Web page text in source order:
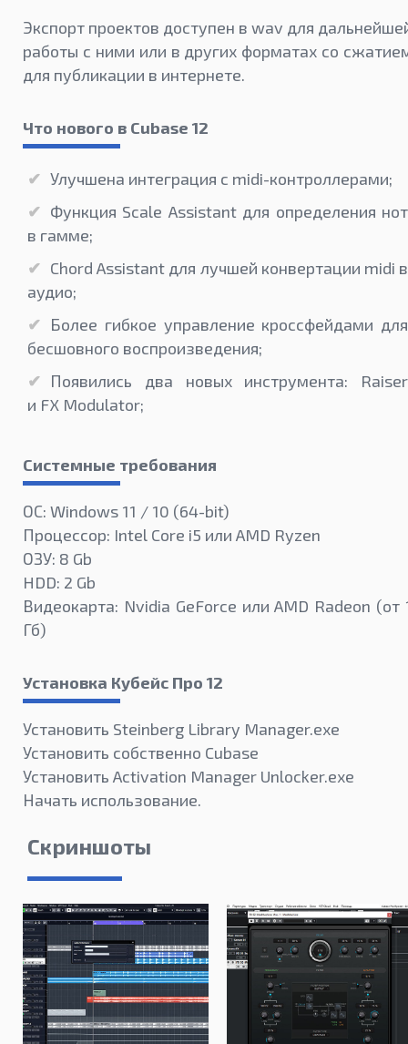
Экспорт проектов доступен в wav для
работы с ними или в других форматах со
для публикации в интернете.
Что нового в Cubase 12
Улучшена интеграция с midi-контроллерами;
Функция Scale Assistant для определения нот
в гамме;
Chord Assistant для лучшей конвертации midi в
аудио;
Более гибкое управление кроссфейдами для
бесшовного воспроизведения;
Появились два новых инструмента: Raiser
и FX Modulator;
Системные требования
ОС: Windows 11 / 10 (64-bit)
Процессор: Intel Core i5 или AMD Ryzen
ОЗУ: 8 Gb
HDD: 2 Gb
Видеокарта: Nvidia GeForce или AMD Radeon (от
Гб)
Установка Кубейс Про 12
Установить Steinberg Library Manager.exe
Установить собственно Cubase
Установить Activation Manager Unlocker.exe
Начать использование.
Скриншоты